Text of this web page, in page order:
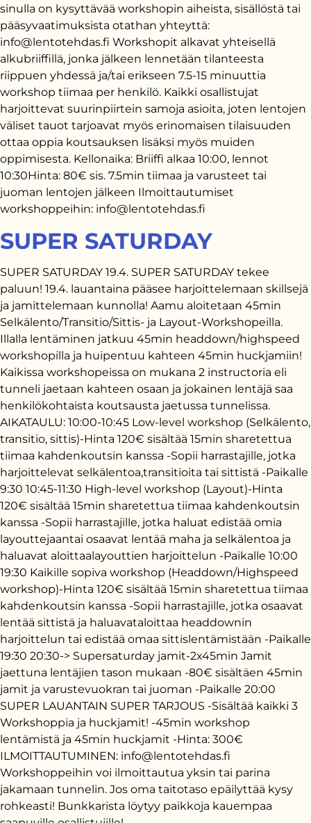
sinulla on kysyttävää workshopin aiheista, sisällöstä tai
pääsyvaatimuksista otathan yhteyttä:
info@lentotehdas.fi Workshopit alkavat yhteisellä
alkubriiffillä, jonka jälkeen lennetään tilanteesta
riippuen yhdessä ja/tai erikseen 7.5-15 minuuttia
workshop tiimaa per henkilö. Kaikki osallistujat
harjoittevat suurinpiirtein samoja asioita, joten lentojen
väliset tauot tarjoavat myös erinomaisen tilaisuuden
ottaa oppia koutsauksen lisäksi myös muiden
oppimisesta. Kellonaika: Briiffi alkaa 10:00, lennot
10:30Hinta: 80€ sis. 7.5min tiimaa ja varusteet tai
juoman lentojen jälkeen Ilmoittautumiset
workshoppeihin: info@lentotehdas.fi
SUPER SATURDAY
SUPER SATURDAY 19.4. SUPER SATURDAY tekee
paluun! 19.4. lauantaina pääsee harjoittelemaan skillsejä
ja jamittelemaan kunnolla! Aamu aloitetaan 45min
Selkälento/Transitio/Sittis- ja Layout-Workshopeilla.
Illalla lentäminen jatkuu 45min headdown/highspeed
workshopilla ja huipentuu kahteen 45min huckjamiin!
Kaikissa workshopeissa on mukana 2 instructoria eli
tunneli jaetaan kahteen osaan ja jokainen lentäjä saa
henkilökohtaista koutsausta jaetussa tunnelissa.
AIKATAULU: 10:00-10:45 Low-level workshop (Selkälento,
transitio, sittis)-Hinta 120€ sisältää 15min sharetettua
tiimaa kahdenkoutsin kanssa -Sopii harrastajille, jotka
harjoittelevat selkälentoa,transitioita tai sittistä -Paikalle
9:30 10:45-11:30 High-level workshop (Layout)-Hinta
120€ sisältää 15min sharetettua tiimaa kahdenkoutsin
kanssa -Sopii harrastajille, jotka haluat edistää omia
layouttejaantai osaavat lentää maha ja selkälentoa ja
haluavat aloittaalayouttien harjoittelun -Paikalle 10:00
19:30 Kaikille sopiva workshop (Headdown/Highspeed
workshop)-Hinta 120€ sisältää 15min sharetettua tiimaa
kahdenkoutsin kanssa -Sopii harrastajille, jotka osaavat
lentää sittistä ja haluavataloittaa headdownin
harjoittelun tai edistää omaa sittislentämistään -Paikalle
19:30 20:30-> Supersaturday jamit-2x45min Jamit
jaettuna lentäjien tason mukaan -80€ sisältäen 45min
jamit ja varustevuokran tai juoman -Paikalle 20:00
SUPER LAUANTAIN SUPER TARJOUS -Sisältää kaikki 3
Workshoppia ja huckjamit! -45min workshop
lentämistä ja 45min huckjamit -Hinta: 300€
ILMOITTAUTUMINEN: info@lentotehdas.fi
Workshoppeihin voi ilmoittautua yksin tai parina
jakamaan tunnelin. Jos oma taitotaso epäilyttää kysy
rohkeasti! Bunkkarista löytyy paikkoja kauempaa